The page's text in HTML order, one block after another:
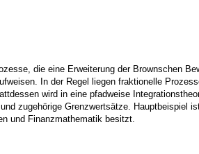
die eine Erweiterung der Brownschen
In der Regel liegen fraktionelle
wird in eine pfadweise
zugehörige Grenzwertsätze. Hauptbeispiel
und Finanzmathematik besitzt.